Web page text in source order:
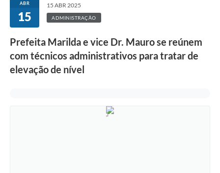
ABR
15
15 ABR 2025
ADMINISTRAÇÃO
Prefeita Marilda e vice Dr. Mauro se reúnem
com técnicos administrativos para tratar de
elevação de nível